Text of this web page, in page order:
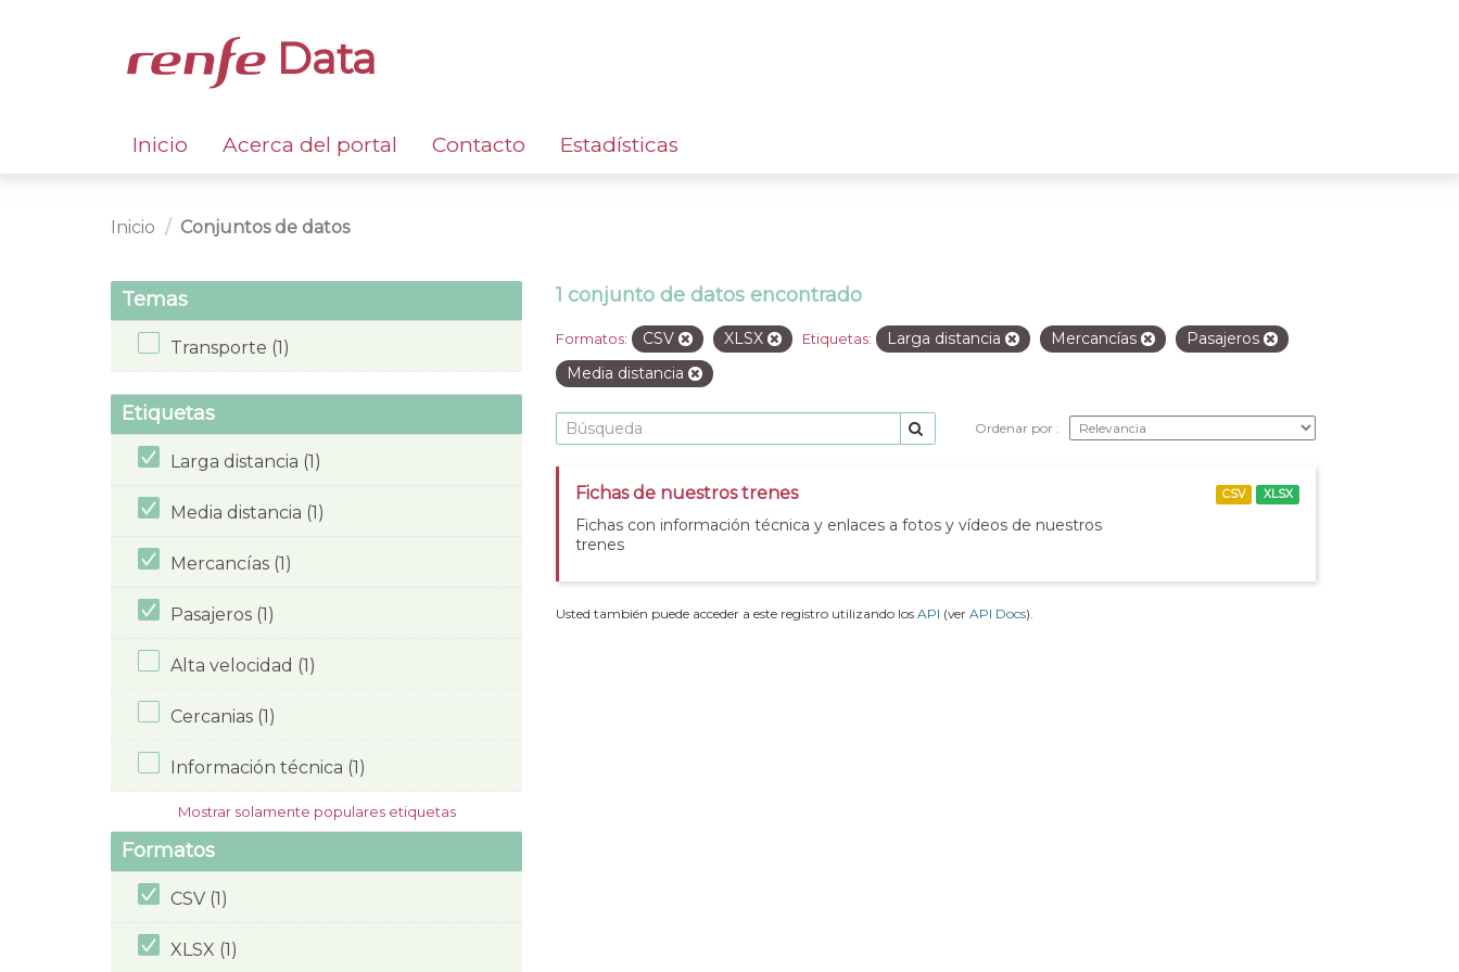
Data
Inicio Acerca del portal Contacto Estadísticas
Inicio Conjuntos de datos
Temas
Transporte (1)
Etiquetas
Larga distancia (1)
Media distancia (1)
Mercancías (1)
Pasajeros (1)
Alta velocidad (1)
Cercanias (1)
Información técnica (1)
Mostrar solamente populares etiquetas
Formatos
CSV (1)
XLSX (1)
1 conjunto de datos encontrado
Formatos: CSV XLSX Etiquetas: Larga distancia Mercancías
Pasajeros
Media distancia
Ordenar por
Fichas de nuestros trenes
Fichas con información técnica y enlaces a fotos y vídeos de nuestros
trenes
CSV XLSX
Usted también puede acceder a este registro utilizando los API (ver API Docs).